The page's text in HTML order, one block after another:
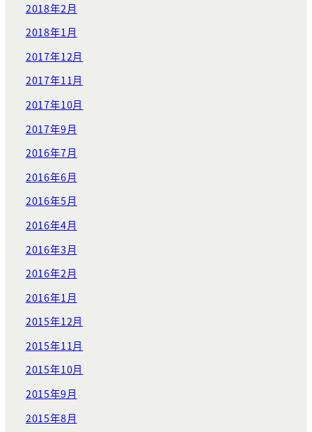
2018年2月
2018年1月
2017年12月
2017年11月
2017年10月
2017年9月
2016年7月
2016年6月
2016年5月
2016年4月
2016年3月
2016年2月
2016年1月
2015年12月
2015年11月
2015年10月
2015年9月
2015年8月